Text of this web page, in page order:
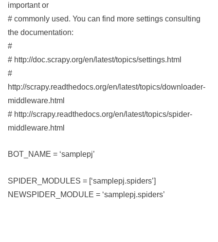
important or
# commonly used. You can find more settings consulting
the documentation:
#
# http://doc.scrapy.org/en/latest/topics/settings.html
#
http://scrapy.readthedocs.org/en/latest/topics/downloader-
middleware.html
# http://scrapy.readthedocs.org/en/latest/topics/spider-
middleware.html
BOT_NAME = ‘samplepj’
SPIDER_MODULES = [‘samplepj.spiders’]
NEWSPIDER_MODULE = ‘samplepj.spiders’